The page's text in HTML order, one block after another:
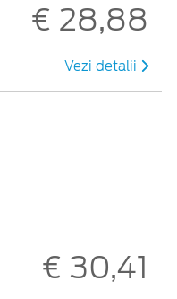
€ 28,88
Vezi detalii
€ 30,41